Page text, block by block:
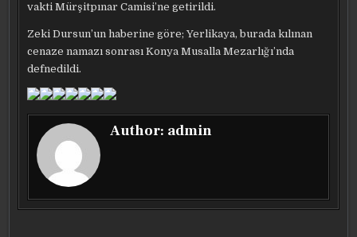
vakti Mürşitpınar Camisi’ne getirildi.
Zeki Dursun’un haberine göre; Yerlikaya, burada kılınan
cenaze namazı sonrası Konya Musalla Mezarlığı’nda
defnedildi.
Author: admin